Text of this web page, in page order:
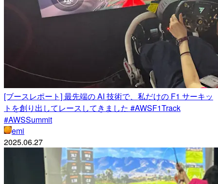
[ブースレポート] 最先端の AI 技術で、私だけの F1 サーキッ
トを創り出してレースしてきました #AWSF1Track
#AWSSummit
emi
2025.06.27